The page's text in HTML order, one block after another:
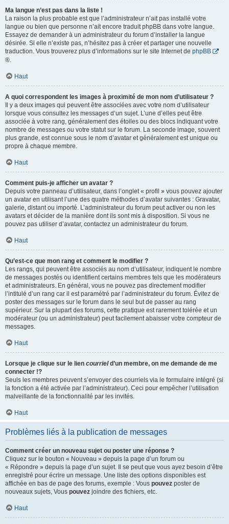
Ma langue n’est pas dans la liste !
La raison la plus probable est que l’administrateur n’ait pas installé votre
langue ou bien que personne n’ait encore traduit phpBB dans votre langue.
Essayez de demander à un administrateur du forum d’installer la langue
désirée. Si elle n’existe pas, n’hésitez pas à créer et partager une nouvelle
traduction. Vous trouverez plus d’informations sur le site Internet de phpBB
®.
Haut
A quoi correspondent les images à proximité de mon nom d’utilisateur ?
Il y a deux images qui peuvent être associées avec votre nom d’utilisateur
lorsque vous consultez les messages d’un sujet. L’une d’elles peut être
associée à votre rang, généralement des étoiles ou des blocs indiquant votre
nombre de messages ou votre statut sur le forum. La seconde image, souvent
plus grande, est connue sous le nom d’avatar et généralement est unique ou
propre à chaque membre.
Haut
Comment puis-je afficher un avatar ?
Depuis votre panneau d’utilisateur, dans l’onglet « profil » vous pouvez ajouter
un avatar en utilisant l’une des quatre méthodes d’avatar suivantes : Gravatar,
galerie, distant ou importé. L’administrateur du forum peut activer ou non les
avatars et décider de la manière dont ils sont mis à disposition. Si vous ne
pouvez pas utiliser d’avatar, contactez un administrateur du forum.
Haut
Qu’est-ce que mon rang et comment le modifier ?
Les rangs, qui peuvent être associés au nom d’utilisateur, indiquent le nombre
de messages postés ou identifient certains membres tels que les modérateurs
et administrateurs. En général, vous ne pouvez pas directement modifier
l’intitulé d’un rang car il est paramétré par l’administrateur du forum. Évitez de
poster des messages sur le forum dans le seul but de passer au rang
supérieur. Sur la plupart des forums, cette pratique est rarement tolérée et un
modérateur (ou un administrateur) peut facilement abaisser votre compteur de
messages.
Haut
Lorsque je clique sur le lien courrield’un membre, on me demande de me
connecter !?
Seuls les membres peuvent s’envoyer des courriels via le formulaire intégré (si
la fonction a été activée par l’administrateur). Ceci pour empêcher l’utilisation
malveillante de la fonctionnalité par les invités.
Haut
Problèmes liés à la publication de messages
Comment créer un nouveau sujet ou poster une réponse ?
Cliquez sur le bouton « Nouveau » depuis la page d’un forum ou
« Répondre » depuis la page d’un sujet. Il se peut que vous ayez besoin d’être
enregistré pour écrire un message. Une liste des options disponibles est
affichée en bas de page des forums, exemple : Vous pouvez poster de
nouveaux sujets, Vous pouvez joindre des fichiers, etc.
Haut